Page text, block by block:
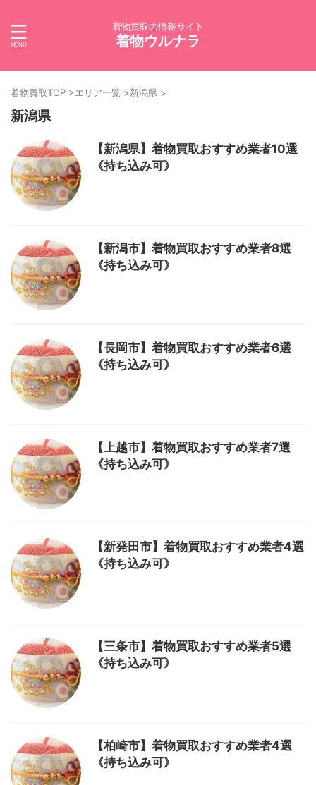
着物買取の情報サイト
着物ウルナラ
着物買取TOP >エリア一覧 >新潟県 >
新潟県
【新潟県】着物買取おすすめ業者10選
《持ち込み可》
【新潟市】着物買取おすすめ業者8選
《持ち込み可》
【長岡市】着物買取おすすめ業者6選
《持ち込み可》
【上越市】着物買取おすすめ業者7選
《持ち込み可》
【新発田市】着物買取おすすめ業者4選
《持ち込み可》
【三条市】着物買取おすすめ業者5選
《持ち込み可》
【柏崎市】着物買取おすすめ業者4選
《持ち込み可》